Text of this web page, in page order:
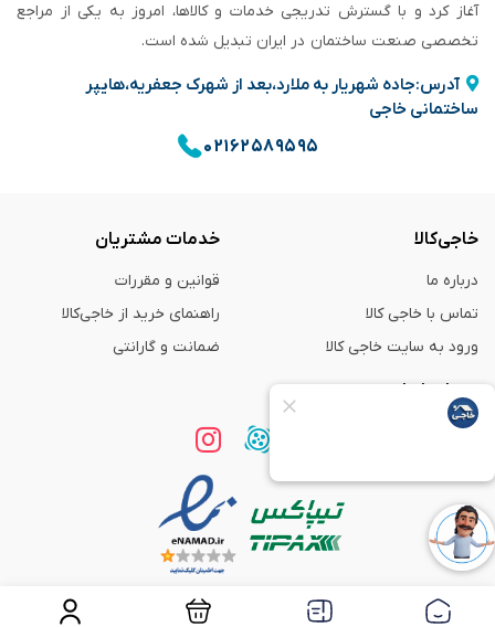
آغاز کرد و با گسترش تدریجی خدمات و کالاها، امروز به یکی از مراجع
تخصصی صنعت ساختمان در ایران تبدیل شده است.
آدرس:جاده شهریار به ملارد،بعد از شهرک جعفریه،هایپر
ساختمانی خاجی
۰۲۱۶۲۵۸۹۵۹۵
خاجی‌کالا
درباره ما
تماس با خاجی کالا
ورود به سایت خاجی‌ کالا
خدمات مشتریان
قوانین و مقررات
راهنمای خرید از خاجی‌کالا
ضمانت و گارانتی
همراه با ما
استفاده از مطالب فروشگاه اینترنتی خاجی‌ کالا فقط برای مقاصد غیر تجاری و با ذکر